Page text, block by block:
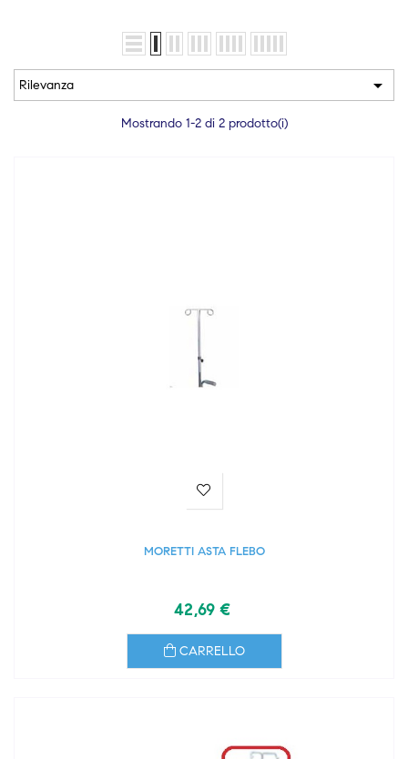
Rilevanza 
Mostrando 1-2 di 2 prodotto(i)
MORETTI ASTA FLEBO
42,69 €
CARRELLO